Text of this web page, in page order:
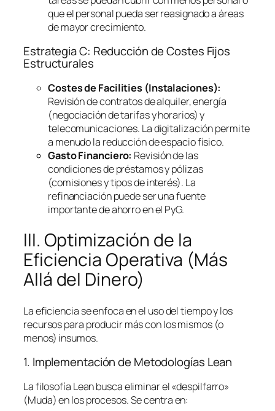
que el personal pueda ser reasignado a áreas
de mayor crecimiento.
Estrategia C: Reducción de Costes Fijos
Estructurales
Costes de Facilities (Instalaciones):
Revisión de contratos de alquiler, energía
(negociación de tarifas y horarios) y
telecomunicaciones. La digitalización permite
a menudo la reducción de espacio físico.
Gasto Financiero: Revisión de las
condiciones de préstamos y pólizas
(comisiones y tipos de interés). La
refinanciación puede ser una fuente
importante de ahorro en el PyG.
III. Optimización de la
Eficiencia Operativa (Más
Allá del Dinero)
La eficiencia se enfoca en el uso del tiempo y los
recursos para producir más con los mismos (o
menos) insumos.
1. Implementación de Metodologías Lean
La filosofía Leanbusca eliminar el «despilfarro»
(Muda) en los procesos. Se centra en: